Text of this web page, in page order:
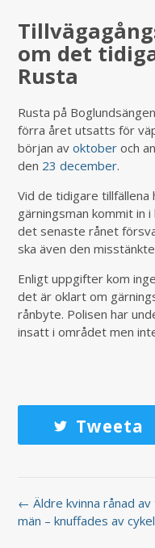
om det
Rusta
Rusta på
förra året utsatts för
början avoktober och
den 23 december.
Vid de tidigare tillfällena
gärningsman kommit in
det senaste rånet
ska även den
Enligt uppgifter kom
det är oklart om
rånbyte. Polisen har
insatt i området men
Tweeta
← Äldre kvinna rånad av
män – knuffades av